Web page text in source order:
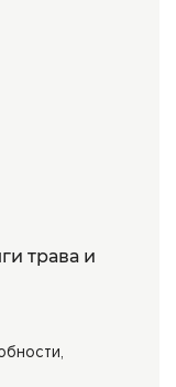
трава и